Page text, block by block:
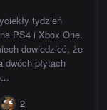
tydzień
PS4 i Xbox One.
dowiedzieć, że
dwóch płytach
2